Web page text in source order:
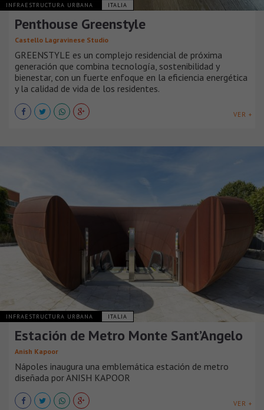
INFRAESTRUCTURA URBANA ITALIA
Penthouse Greenstyle
Castello Lagravinese Studio
GREENSTYLE es un complejo residencial de próxima
generación que combina tecnología, sostenibilidad y
bienestar, con un fuerte enfoque en la eficiencia energética
y la calidad de vida de los residentes.
VER +
INFRAESTRUCTURA URBANA ITALIA
Estación de Metro Monte Sant’Angelo
Anish Kapoor
Nápoles inaugura una emblemática estación de metro
diseñada por ANISH KAPOOR
VER +